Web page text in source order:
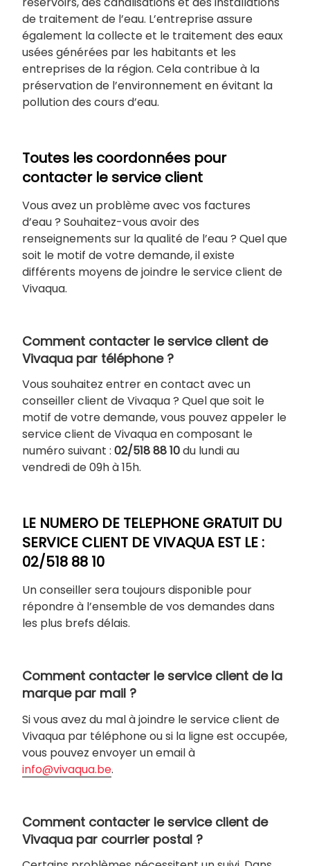
de traitement de l’eau. L’entreprise assure
également la collecte et le traitement des eaux
usées générées par les habitants et les
entreprises de la région. Cela contribue à la
préservation de l’environnement en évitant la
pollution des cours d’eau.
Toutes les coordonnées pour
contacter le service client
Vous avez un problème avec vos factures
d’eau ? Souhaitez-vous avoir des
renseignements sur la qualité de l’eau ? Quel que
soit le motif de votre demande, il existe
différents moyens de joindre le service client de
Vivaqua.
Comment contacter le service client de
Vivaqua par téléphone ?
Vous souhaitez entrer en contact avec un
conseiller client de Vivaqua ? Quel que soit le
motif de votre demande, vous pouvez appeler le
service client de Vivaqua en composant le
numéro suivant : 02/518 88 10du lundi au
vendredi de 09h à 15h.
LE NUMERO DE TELEPHONE GRATUIT DU
SERVICE CLIENT DE VIVAQUA EST LE :
02/518 88 10
Un conseiller sera toujours disponible pour
répondre à l’ensemble de vos demandes dans
les plus brefs délais.
Comment contacter le service client de la
marque par mail ?
Si vous avez du mal à joindre le service client de
Vivaqua par téléphone ou si la ligne est occupée,
vous pouvez envoyer un email à
info@vivaqua.be.
Comment contacter le service client de
Vivaqua par courrier postal ?